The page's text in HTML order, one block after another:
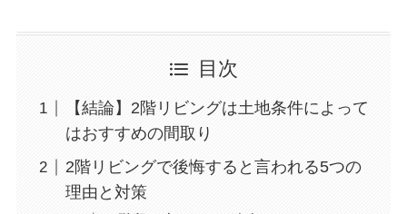
目次
【結論】2階リビングは土地条件によって
はおすすめの間取り
2階リビングで後悔すると言われる5つの
理由と対策